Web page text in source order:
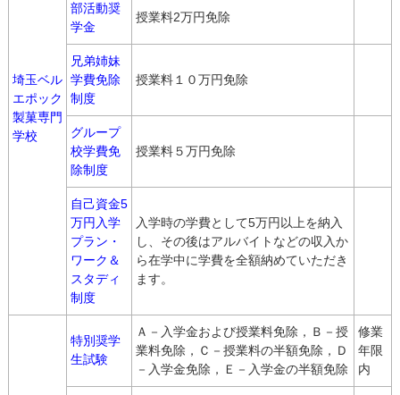
埼玉ベル
エポック
製菓専門
学校
部活動奨
学金
授業料2万円免除
兄弟姉妹
学費免除
制度
授業料１０万円免除
グループ
校学費免
除制度
授業料５万円免除
自己資金5
万円入学
プラン・
ワーク＆
スタディ
制度
入学時の学費として5万円以上を納入
し、その後はアルバイトなどの収入か
ら在学中に学費を全額納めていただき
ます。
特別奨学
生試験
Ａ－入学金および授業料免除，Ｂ－授
業料免除，Ｃ－授業料の半額免除，Ｄ
－入学金免除，Ｅ－入学金の半額免除
修業
年限
内